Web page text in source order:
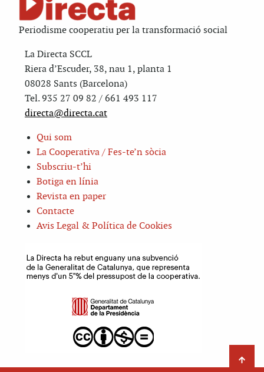
Periodisme cooperatiu per la transformació social
La Directa SCCL
Riera d’Escuder, 38, nau 1, planta 1
08028 Sants (Barcelona)
Tel. 935 27 09 82 / 661 493 117
directa@directa.cat
Qui som
La Cooperativa / Fes-te’n sòcia
Subscriu-t’hi
Botiga en línia
Revista en paper
Contacte
Avis Legal & Política de Cookies